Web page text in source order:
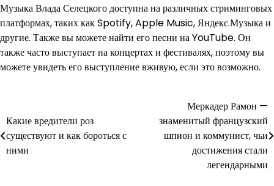
Музыка Влада Селецкого доступна на различных стриминговых
платформах, таких как Spotify, Apple Music, Яндекс.Музыка и
другие. Также вы можете найти его песни на YouTube. Он
также часто выступает на концертах и фестивалях, поэтому вы
можете увидеть его выступление вживую, если это возможно.
по
записям
Какие вредители роз
существуют и как бороться с
ними
Меркадер Рамон —
знаменитый французский
шпион и коммунист, чьи
достижения стали
легендарными